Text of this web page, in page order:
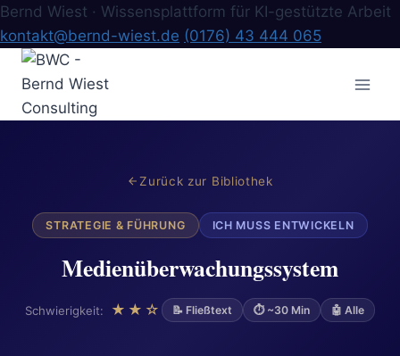
Bernd Wiest · Wissensplattform für KI-gestützte Arbeit
kontakt@bernd-wiest.de (0176) 43 444 065
Zum
Inhalt
springen
Zurück zur Bibliothek
STRATEGIE & FÜHRUNG ICH MUSS ENTWICKELN
Medienüberwachungssystem
Schwierigkeit: ★★☆ 📝 Fließtext ⏱ ~30 Min 🤖 Alle